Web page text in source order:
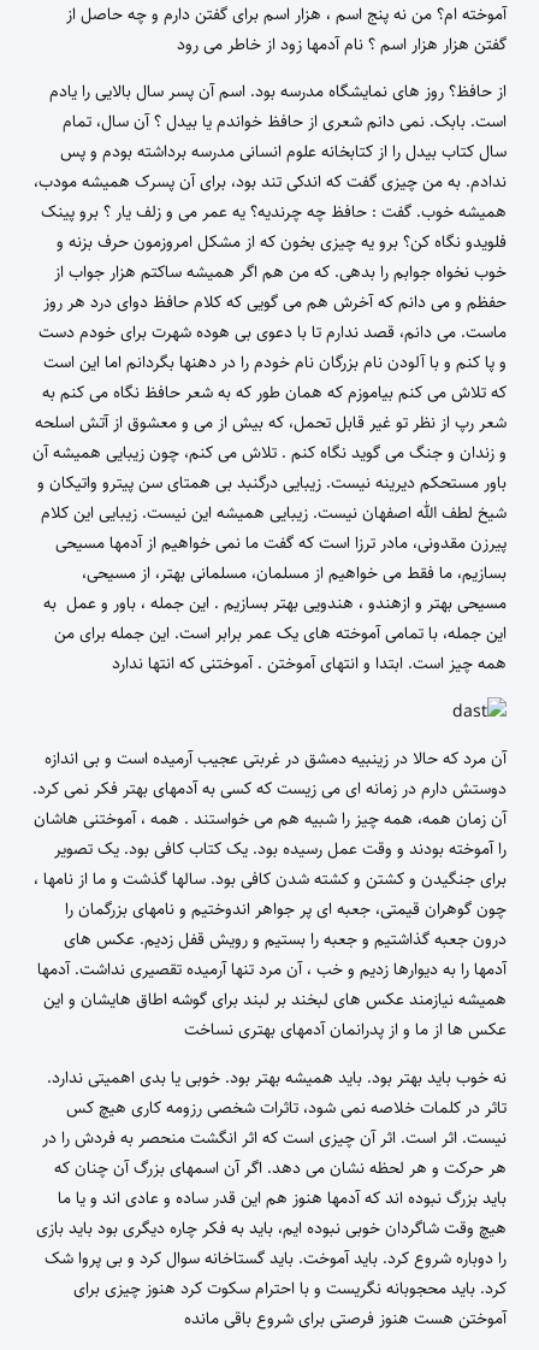
آموخته ام؟ من نه پنج اسم ، هزار اسم برای گفتن دارم و چه حاصل از
گفتن هزار هزار اسم ؟ نام آدمها زود از خاطر می رود
از حافظ؟ روز های نمایشگاه مدرسه بود. اسم آن پسر سال بالایی را یادم
است. بابک. نمی دانم شعری از حافظ خواندم یا بیدل ؟ آن سال، تمام
سال کتاب بیدل را از کتابخانه علوم انسانی مدرسه برداشته بودم و پس
ندادم. به من چیزی گفت که اندکی تند بود، برای آن پسرک همیشه مودب،
همیشه خوب. گفت : حافظ چه چرندیه؟ یه عمر می و زلف یار ؟ برو پینک
فلویدو نگاه کن؟ برو یه چیزی بخون که از مشکل امروزمون حرف بزنه و
خوب نخواه جوابم را بدهی. که من هم اگر همیشه ساکتم هزار جواب از
حفظم و می دانم که آخرش هم می گویی که کلام حافظ دوای درد هر روز
ماست. می دانم، قصد ندارم تا با دعوی بی هوده شهرت برای خودم دست
و پا کنم و با آلودن نام بزرگان نام خودم را در دهنها بگردانم اما این است
که تلاش می کنم بیاموزم که همان طور که به شعر حافظ نگاه می کنم به
شعر رپ از نظر تو غیر قابل تحمل، که بیش از می و معشوق از آتش اسلحه
و زندان و جنگ می گوید نگاه کنم . تلاش می کنم، چون زیبایی همیشه آن
باور مستحکم دیرینه نیست. زیبایی درگنبد بی همتای سن پیترو واتیکان و
شیخ لطف الله اصفهان نیست. زیبایی همیشه این نیست. زیبایی این کلام
پیرزن مقدونی، مادر ترزا است که گفت ما نمی خواهیم از آدمها مسیحی
بسازیم، ما فقط می خواهیم از مسلمان، مسلمانی بهتر، از مسیحی،
مسیحی بهتر و ازهندو ، هندویی بهتر بسازیم . این جمله ، باور و عمل به
این جمله، با تمامی آموخته های یک عمر برابر است. این جمله برای من
همه چیز است. ابتدا و انتهای آموختن . آموختنی که انتها ندارد
آن مرد که حالا در زینبیه دمشق در غربتی عجیب آرمیده است و بی اندازه
دوستش دارم در زمانه ای می زیست که کسی به آدمهای بهتر فکر نمی کرد.
آن زمان همه، همه چیز را شبیه هم می خواستند . همه ، آموختنی هاشان
را آموخته بودند و وقت عمل رسیده بود. یک کتاب کافی بود. یک تصویر
برای جنگیدن و کشتن و کشته شدن کافی بود. سالها گذشت و ما از نامها ،
چون گوهران قیمتی، جعبه ای پر جواهر اندوختیم و نامهای بزرگمان را
درون جعبه گذاشتیم و جعبه را بستیم و رویش قفل زدیم. عکس های
آدمها را به دیوارها زدیم و خب ، آن مرد تنها آرمیده تقصیری نداشت. آدمها
همیشه نیازمند عکس های لبخند بر لبند برای گوشه اطاق هایشان و این
عکس ها از ما و از پدرانمان آدمهای بهتری نساخت
نه خوب باید بهتر بود. باید همیشه بهتر بود. خوبی یا بدی اهمیتی ندارد.
تاثر در کلمات خلاصه نمی شود، تاثرات شخصی رزومه کاری هیچ کس
نیست. اثر است. اثر آن چیزی است که اثر انگشت منحصر به فردش را در
هر حرکت و هر لحظه نشان می دهد. اگر آن اسمهای بزرگ آن چنان که
باید بزرگ نبوده اند که آدمها هنوز هم این قدر ساده و عادی اند و یا ما
هیچ وقت شاگردان خوبی نبوده ایم، باید به فکر چاره دیگری بود باید بازی
را دوباره شروع کرد. باید آموخت. باید گستاخانه سوال کرد و بی پروا شک
کرد. باید محجوبانه نگریست و با احترام سکوت کرد هنوز چیزی برای
آموختن هست هنوز فرصتی برای شروع باقی مانده